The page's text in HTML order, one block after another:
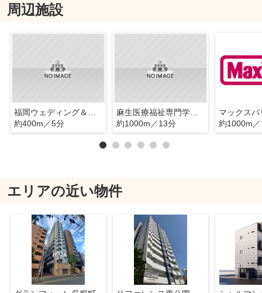
周辺施設
約400m／5分
麻生医療福祉専門学校 福岡校
約1000m／13分
約1000m
エリアの近い物件